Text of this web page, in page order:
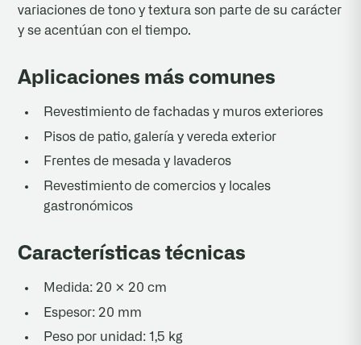
variaciones de tono y textura son parte de su carácter
y se acentúan con el tiempo.
Aplicaciones más comunes
Revestimiento de fachadas y muros exteriores
Pisos de patio, galería y vereda exterior
Frentes de mesada y lavaderos
Revestimiento de comercios y locales
gastronómicos
Características técnicas
Medida: 20 × 20 cm
Espesor: 20 mm
Peso por unidad: 1,5 kg